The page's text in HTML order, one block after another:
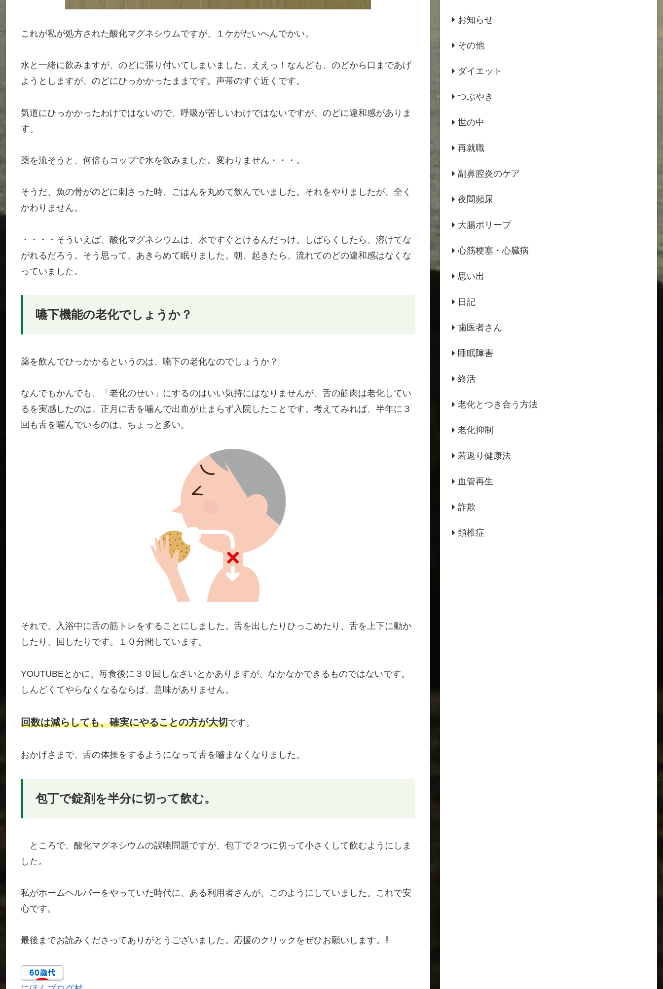
これが私が処方された酸化マグネシウムですが、１ケがたいへんでかい。
水と一緒に飲みますが、のどに張り付いてしまいました。ええっ！なんども、のどから口まであげ
ようとしますが、のどにひっかかったままです。声帯のすぐ近くです。
気道にひっかかったわけではないので、呼吸が苦しいわけではないですが、のどに違和感がありま
す。
薬を流そうと、何倍もコップで水を飲みました。変わりません・・・。
そうだ、魚の骨がのどに刺さった時、ごはんを丸めて飲んでいました。それをやりましたが、全く
かわりません。
・・・・そういえば、酸化マグネシウムは、水ですぐとけるんだっけ。しばらくしたら、溶けてな
がれるだろう。そう思って、あきらめて眠りました。朝、起きたら、流れてのどの違和感はなくな
っていました。
嚥下機能の老化でしょうか？
薬を飲んでひっかかるというのは、嚥下の老化なのでしょうか？
なんでもかんでも、「老化のせい」にするのはいい気持にはなりませんが、舌の筋肉は老化してい
るを実感したのは、正月に舌を噛んで出血が止まらず入院したことです。考えてみれば、半年に３
回も舌を噛んでいるのは、ちょっと多い。
それで、入浴中に舌の筋トレをすることにしました。舌を出したりひっこめたり、舌を上下に動か
したり、回したりです。１０分間しています。
YOUTUBEとかに、毎食後に３０回しなさいとかありますが、なかなかできるものではないです。
しんどくてやらなくなるならば、意味がありません。
回数は減らしても、確実にやることの方が大切です。
おかげさまで、舌の体操をするようになって舌を嚙まなくなりました。
包丁で錠剤を半分に切って飲む。
ところで、酸化マグネシウムの誤嚥問題ですが、包丁で２つに切って小さくして飲むようにしま
した。
私がホームヘルパーをやっていた時代に、ある利用者さんが、このようにしていました。これで安
心です。
最後までお読みくださってありがとうございました。応援のクリックをぜひお願いします。⇩
お知らせ
その他
ダイエット
つぶやき
世の中
再就職
副鼻腔炎のケア
夜間頻尿
大腸ポリープ
心筋梗塞・心臓病
思い出
日記
歯医者さん
睡眠障害
終活
老化とつき合う方法
老化抑制
若返り健康法
血管再生
詐欺
頚椎症